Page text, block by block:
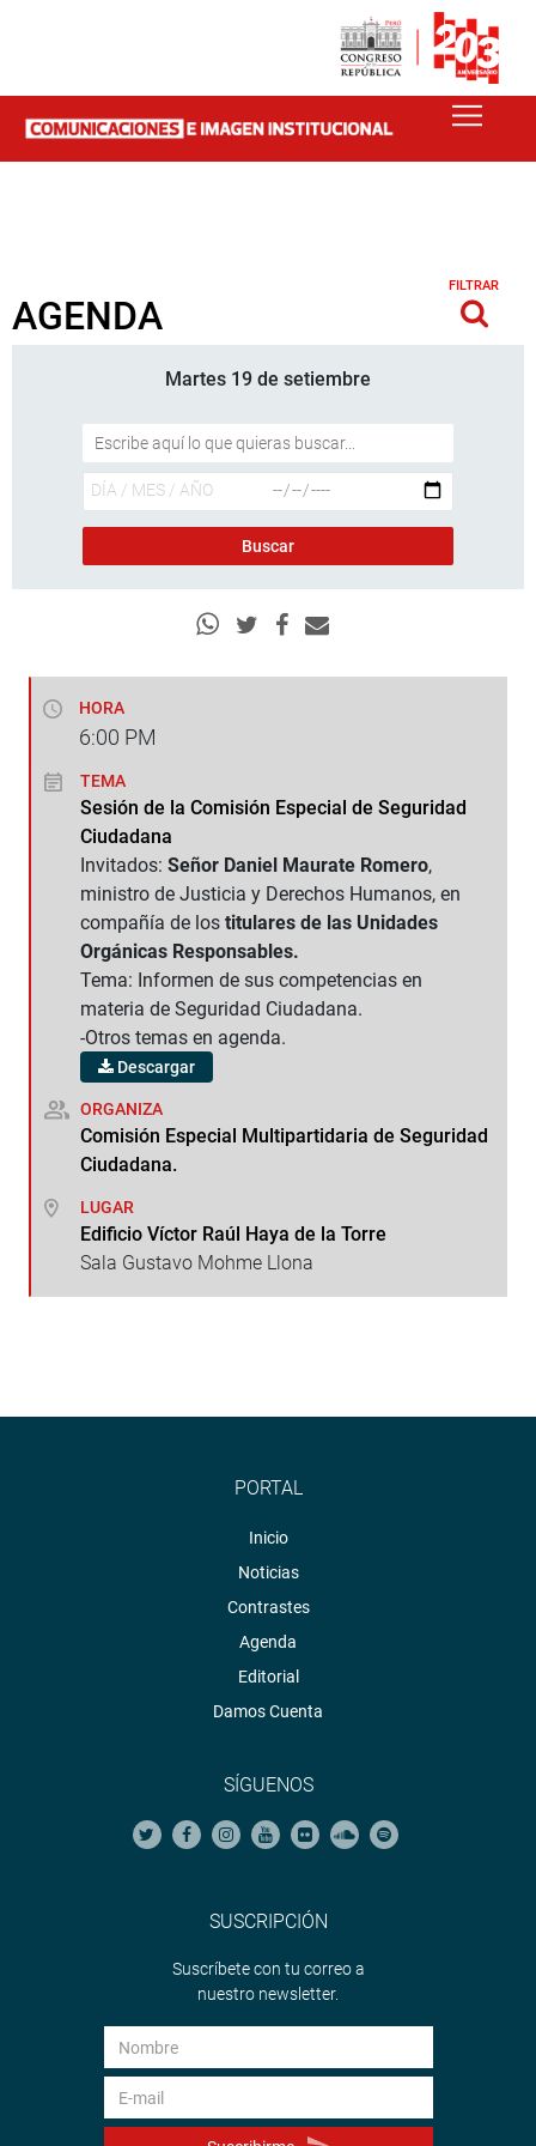
AGENDA
FILTRAR
Martes 19 de setiembre
HORA
6:00 PM
TEMA
Sesión de la Comisión Especial de Seguridad
Ciudadana
Invitados: Señor Daniel Maurate Romero,
ministro de Justicia y Derechos Humanos, en
compañía de los titulares de las Unidades
Orgánicas Responsables.
Tema: Informen de sus competencias en
materia de Seguridad Ciudadana.
-Otros temas en agenda.
Descargar
ORGANIZA
Comisión Especial Multipartidaria de Seguridad
Ciudadana.
LUGAR
Edificio Víctor Raúl Haya de la Torre
Sala Gustavo Mohme Llona
PORTAL
Inicio
Noticias
Contrastes
Agenda
Editorial
Damos Cuenta
SÍGUENOS
SUSCRIPCIÓN
Suscríbete con tu correo a
nuestro newsletter.